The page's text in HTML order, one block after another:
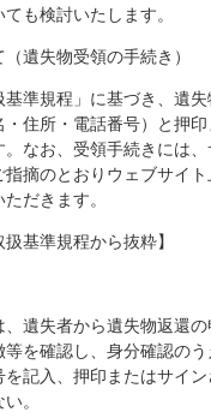
も検討いたします。
遺失物受領の手続き）
準規程」に基づき、遺
住所・電話番号）と押
なお、受領手続きには、
指摘のとおりウェブサイ
だきます。
扱基準規程から抜粋】
遺失者から遺失物返還の
を確認し、身分確認の
記入、押印またはサイ
。